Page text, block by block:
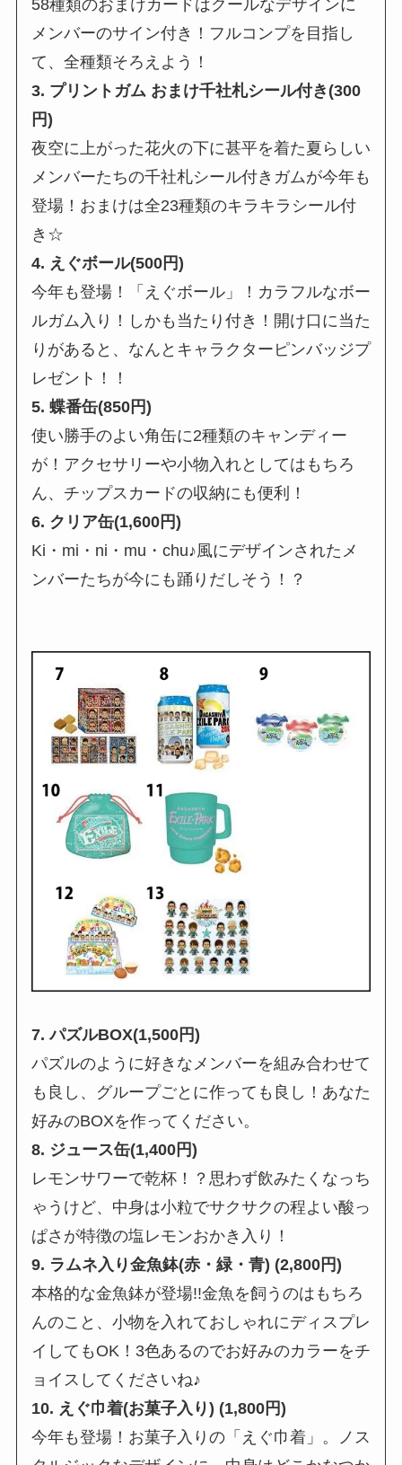
58種類のおまけカードはクールなデザインに
メンバーのサイン付き！フルコンプを目指し
て、全種類そろえよう！
3. プリントガム おまけ千社札シール付き(300
円)
夜空に上がった花火の下に甚平を着た夏らしい
メンバーたちの千社札シール付きガムが今年も
登場！おまけは全23種類のキラキラシール付
き☆
4. えぐボール(500円)
今年も登場！「えぐボール」！カラフルなボー
ルガム入り！しかも当たり付き！開け口に当た
りがあると、なんとキャラクターピンバッジプ
レゼント！！
5. 蝶番缶(850円)
使い勝手のよい角缶に2種類のキャンディー
が！アクセサリーや小物入れとしてはもちろ
ん、チップスカードの収納にも便利！
6. クリア缶(1,600円)
Ki・mi・ni・mu・chu♪風にデザインされたメ
ンバーたちが今にも踊りだしそう！？
7. パズルBOX(1,500円)
パズルのように好きなメンバーを組み合わせて
も良し、グループごとに作っても良し！あなた
好みのBOXを作ってください。
8. ジュース缶(1,400円)
レモンサワーで乾杯！？思わず飲みたくなっち
ゃうけど、中身は小粒でサクサクの程よい酸っ
ぱさが特徴の塩レモンおかき入り！
9. ラムネ入り金魚鉢(赤・緑・青) (2,800円)
本格的な金魚鉢が登場!!金魚を飼うのはもちろ
んのこと、小物を入れておしゃれにディスプレ
イしてもOK！3色あるのでお好みのカラーをチ
ョイスしてくださいね♪
10. えぐ巾着(お菓子入り) (1,800円)
今年も登場！お菓子入りの「えぐ巾着」。ノス